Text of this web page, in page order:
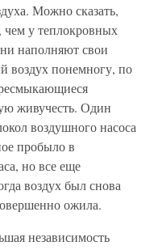
Можно сказать,
чем у теплокровных
наполняют свои
воздух понемногу, по
живучесть. Один
воздушного насоса
пробыло в
но все еще
воздух был снова
ожила.
независимость